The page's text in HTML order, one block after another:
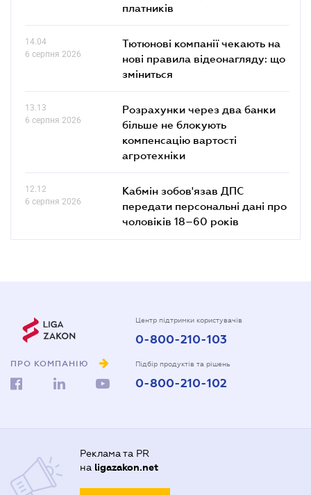
платників
14.04
6 серпня 2026
Тютюнові компанії чекають на
нові правила відеонагляду: що
зміниться
13.13
6 серпня 2026
Розрахунки через два банки
більше не блокують
компенсацію вартості
агротехніки
12.12
6 серпня 2026
Кабмін зобов'язав ДПС
передати персональні дані про
чоловіків 18–60 років
ПРО КОМПАНІЮ
Центр підтримки користувачів
0-800-210-103
Підбір продуктів та рішень
0-800-210-102
Реклама та PR
на ligazakon.net